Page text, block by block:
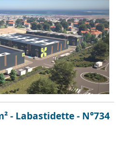
- Labastidette - N°734